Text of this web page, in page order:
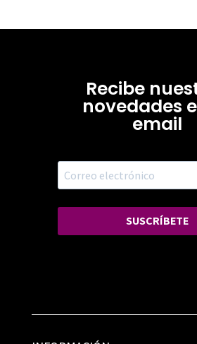
Recibe
novedades
email
SUSCRÍBETE